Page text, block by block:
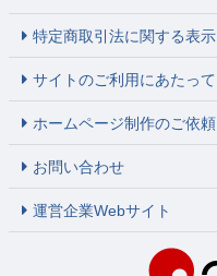
特定商取引法に関する表示
サイトのご利用にあたって
ホームページ制作のご依頼
お問い合わせ
運営企業Webサイト